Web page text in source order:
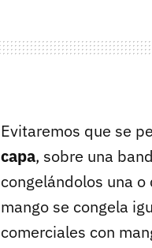
Evitaremos que se
capa, sobre una
congelándolos una
mango se congela
comerciales con